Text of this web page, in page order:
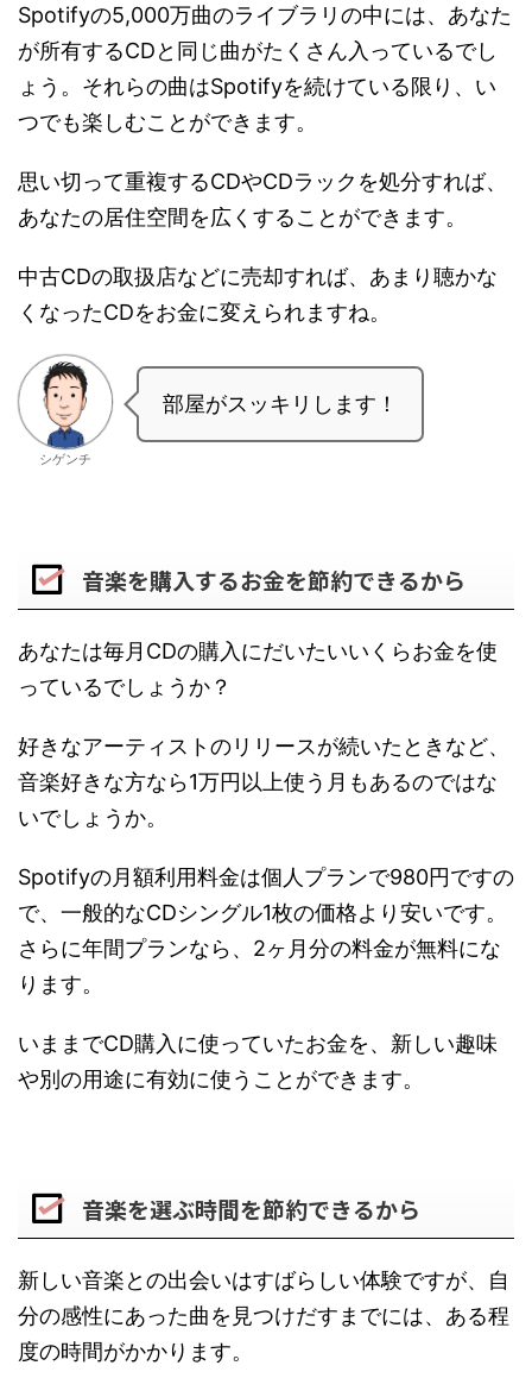
Spotifyの5,000万曲のライブラリの中には、あなた
が所有するCDと同じ曲がたくさん入っているでし
ょう。それらの曲はSpotifyを続けている限り、い
つでも楽しむことができます。
思い切って重複するCDやCDラックを処分すれば、
あなたの居住空間を広くすることができます。
中古CDの取扱店などに売却すれば、あまり聴かな
くなったCDをお金に変えられますね。
シゲンチ
部屋がスッキリします！
音楽を購入するお金を節約できるから
あなたは毎月CDの購入にだいたいいくらお金を使
っているでしょうか？
好きなアーティストのリリースが続いたときなど、
音楽好きな方なら1万円以上使う月もあるのではな
いでしょうか。
Spotifyの月額利用料金は個人プランで980円ですの
で、一般的なCDシングル1枚の価格より安いです。
さらに年間プランなら、2ヶ月分の料金が無料にな
ります。
いままでCD購入に使っていたお金を、新しい趣味
や別の用途に有効に使うことができます。
音楽を選ぶ時間を節約できるから
新しい音楽との出会いはすばらしい体験ですが、自
分の感性にあった曲を見つけだすまでには、ある程
度の時間がかかります。